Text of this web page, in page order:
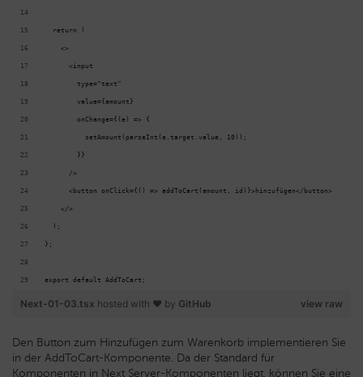
  return (
    <>
      <input
        type="text"
        value={amount}
        onChange={(e) => {
          setAmount(parseInt(e.target.value, 10));
        }}
      />
      <button onClick={() => addToCart(amount, id)}>hinzufügen</button>
    </>
  );
};
export default AddToCart;
view raw
Next-01-03.tsx hosted with ❤ by GitHub
Den Button zum Hinzufügen zum Warenkorb implementieren Sie
in der AddToCart-Komponente. Da der Standard für
Komponenten in Next Server-Komponenten liegt, können Sie eine